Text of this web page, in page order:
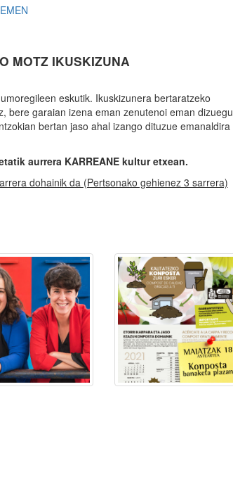
MOTZ IKUSKIZUNA
eskutik. Ikuskizunera bertaratzeko
bere garaian izena eman zenutenoi eman dizuegu
bertan jaso ahal izango dituzue emanaldira
aurrera KARREANE kultur etxean.
dohainik da (Pertsonako gehienez 3 sarrera)